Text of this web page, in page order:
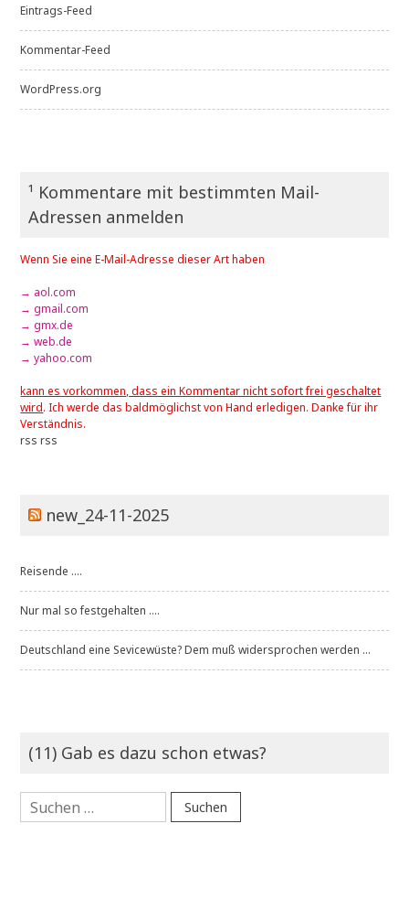
Eintrags-Feed
Kommentar-Feed
WordPress.org
¹ Kommentare mit bestimmten Mail-
Adressen anmelden
Wenn Sie eine E-Mail-Adresse dieser Art haben
→ aol.com
→ gmail.com
→ gmx.de
→ web.de
→ yahoo.com
kann es vorkommen, dass ein Kommentar nicht sofort frei geschaltet
wird. Ich werde das baldmöglichst von Hand erledigen. Danke für ihr
Verständnis.
rss rss
new_24-11-2025
Reisende ....
Nur mal so festgehalten ....
Deutschland eine Sevicewüste? Dem muß widersprochen werden ...
(11) Gab es dazu schon etwas?
Suchen
nach: